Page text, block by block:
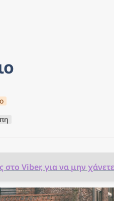
Viber, για να μην